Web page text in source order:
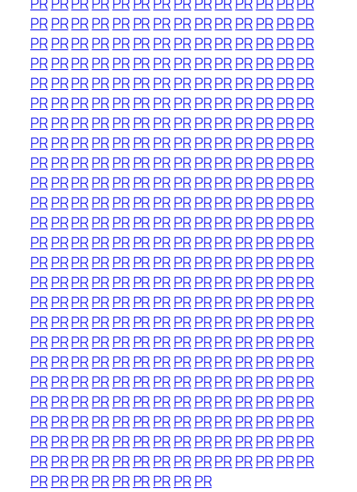
PRPRPRPRPR PRPRPRPRPRPRPR PRPR
PRPRPRPRPR PRPRPRPRPRPRPR PRPR
PRPRPRPRPR PRPRPRPRPRPRPR PRPR
PRPRPRPRPR PRPRPRPRPRPRPR PRPR
PRPRPRPRPR PRPRPRPRPRPRPR PRPR
PRPRPRPRPR PRPRPRPRPRPRPR PRPR
PRPRPRPRPR PRPRPRPRPRPRPR PRPR
PRPRPRPRPR PRPRPRPRPRPRPR PRPR
PRPRPRPRPR PRPRPRPRPRPRPR PRPR
PRPRPRPRPR PRPRPRPRPRPRPR PRPR
PRPRPRPRPR PRPRPRPRPRPRPR PRPR
PRPRPRPRPR PRPRPRPRPRPRPR PRPR
PRPRPRPRPR PRPRPRPRPRPRPR PRPR
PRPRPRPRPR PRPRPRPRPRPRPR PRPR
PRPRPRPRPR PRPRPRPRPRPRPR PRPR
PRPRPRPRPR PRPRPRPRPRPRPR PRPR
PRPRPRPRPR PRPRPRPRPRPRPR PRPR
PRPRPRPRPR PRPRPRPRPRPRPR PRPR
PRPRPRPRPR PRPRPRPRPRPRPR PRPR
PRPRPRPRPR PRPRPRPRPRPRPR PRPR
PRPRPRPRPR PRPRPRPRPRPRPR PRPR
PRPRPRPRPR PRPRPRPRPRPRPR PRPR
PRPRPRPRPR PRPRPRPRPRPRPR PRPR
PRPRPRPRPR PRPRPRPR